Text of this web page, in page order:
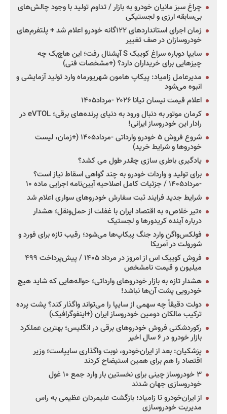
چراغ سبز مانیان خودرو به بازار / تداوم تولید با وجود چالش‌های
بی‌سابقه ارزی و لجستیکی
زمان اجرای استانداردهای ۱۲۲گانه خودرو اعلام شد + پلتفرم‌های
خودروسازان در صف تغییر
سایپا دوباره سراغ کوییک S آپشنال رفت؛ این هاچ‌بک چه
چیزهایی برای خریداران دارد؟ (+مشخصات فنی)
مدیرعامل زامیاد: پیکاپ هامون شهریورماه وارد تولید آزمایشی و
انبوه می‌شود
اعلام قیمت نیسان تیانا ۲۰۲۶ -مرداد۱۴۰۵
کرمان موتور به دنبال ورود به دنیای پرنده‌های برقی؛ eVTOL در
رادار این خودروساز ایرانی!
شروع فروش ۵ خودرو وارداتی -مرداد۱۴۰۵ (+زمان، لیست
خودروها و شرایط خرید)
یادگیری باطری سازی چقدر طول می کشد؟
برای تولید و واردات خودرو به چند گواهی اسقاط نیاز است؟
-مرداد۱۴۰۵ / جزئیات کامل اصلاحیه آیین‌نامه اجرایی ماده ۱۰
شرایط جدید فرایند ثبت سفارش خودروهای سواری اعلام شد
«تیر خلاص» به اقتصاد ایران با غفلت از حمل‌ونقل؛ هشدار
درباره آینده کریدورها و لجستیک
فولکس‌واگن وارد جنگ پیکاپ‌ها می‌شود؛ رقیب تازه برای فورد و
شورولت در آمریکا
فروش کوییک اس از امروز در مرداد ۱۴۰۵ / پیش‌پرداخت ۴۹۹
میلیون و قیمت نامشخص
هشدار تازه به بازار خودروهای وارداتی؛ حواله‌هایی که شاید هیچ
خودرویی پشت آن‌ها نباشد!
دولت دقیقاً چه سهمی از سایپا را می‌تواند واگذار کند؟ پشت پرده
ترکیب مالکان دومین خودروساز ایران (+اینفوگرافیک)
رکوردشکنی فروش خودروهای برقی در انگلیس؛ بهترین عملکرد
بازار خودرو در ۶ سال اخیر
پزشکیان: بعد از ایران‌خودرو، نوبت واگذاری سایپاست؛ وزیر
اقتصاد را هم برای همین استیضاح کردند
۳ خودروساز چینی برای نخستین بار وارد جمع ۱۰ غول
خودروسازی جهان شدند
از ایران‌خودرو تا زامیاد؛ بازگشت علیمردان عظیمی به راس
مدیریت خودروسازی